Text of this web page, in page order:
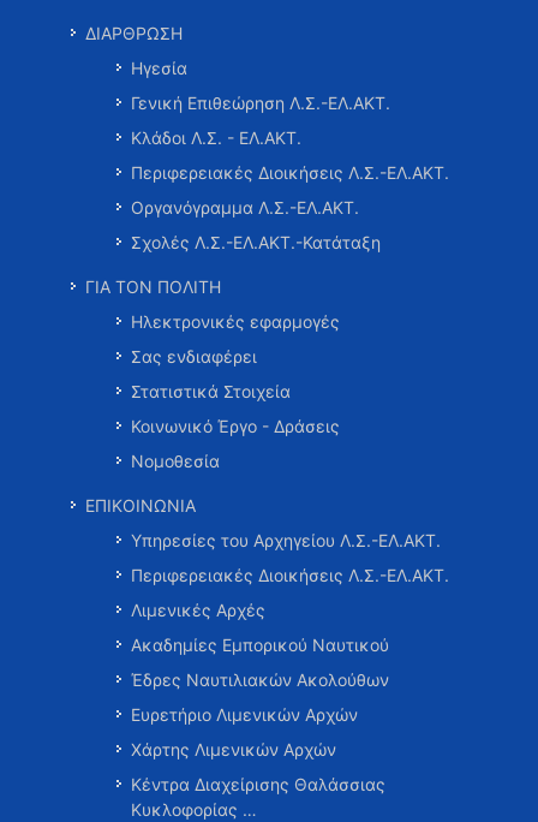
ΔΙΑΡΘΡΩΣΗ
Ηγεσία
Γενική Επιθεώρηση Λ.Σ.-ΕΛ.ΑΚΤ.
Κλάδοι Λ.Σ. - ΕΛ.ΑΚΤ.
Περιφερειακές Διοικήσεις Λ.Σ.-ΕΛ.ΑΚΤ.
Οργανόγραμμα Λ.Σ.-ΕΛ.ΑΚΤ.
Σχολές Λ.Σ.-ΕΛ.ΑΚΤ.-Κατάταξη
ΓΙΑ ΤΟΝ ΠΟΛΙΤΗ
Ηλεκτρονικές εφαρμογές
Σας ενδιαφέρει
Στατιστικά Στοιχεία
Κοινωνικό Έργο - Δράσεις
Νομοθεσία
ΕΠΙΚΟΙΝΩΝΙΑ
Υπηρεσίες του Αρχηγείου Λ.Σ.-ΕΛ.ΑΚΤ.
Περιφερειακές Διοικήσεις Λ.Σ.-ΕΛ.ΑΚΤ.
Λιμενικές Αρχές
Ακαδημίες Εμπορικού Ναυτικού
Έδρες Ναυτιλιακών Ακολούθων
Ευρετήριο Λιμενικών Αρχών
Χάρτης Λιμενικών Αρχών
Κέντρα Διαχείρισης Θαλάσσιας
Κυκλοφορίας …